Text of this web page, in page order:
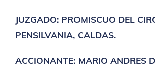
JUZGADO: PROMISCUO DEL
PENSILVANIA, CALDAS.
ACCIONANTE: MARIO ANDRES